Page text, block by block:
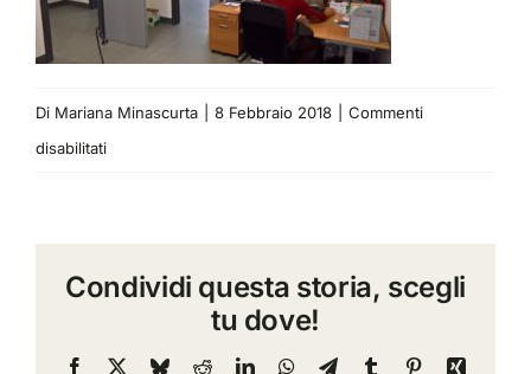
Di Mariana Minascurta 8 Febbraio 2018
Commenti
disabilitatisu
Condividi questa storia, scegli
tu dove!
Facebook BlueskyRedditLinkedInWhatsApp
TelegramTumblr PinterestXing